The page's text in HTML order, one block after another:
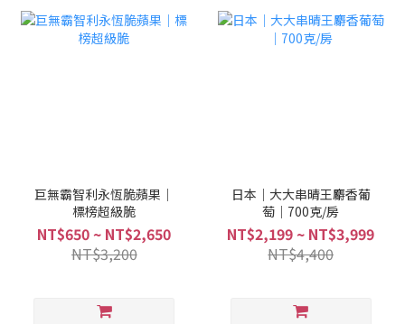
巨無霸智利永恆脆蘋果｜
標榜超級脆
NT$650 ~ NT$2,650
NT$3,200
日本｜大大串晴王麝香葡
萄｜700克/房
NT$2,199 ~ NT$3,999
NT$4,400